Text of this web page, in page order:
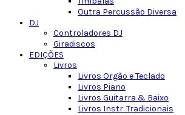
Outra Percussão Diversa
DJ
Controladores DJ
Giradiscos
EDIÇÕES
Livros
Livros Orgão e Teclado
Livros Piano
Livros Guitarra & Baixo
Livros Instr. Tradicionais